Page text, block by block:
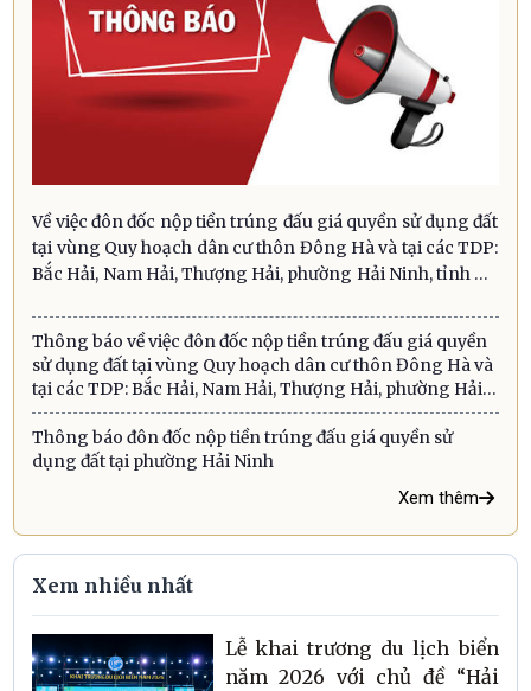
Về việc đôn đốc nộp tiền trúng đấu giá quyền sử dụng đất
tại vùng Quy hoạch dân cư thôn Đông Hà và tại các TDP:
Bắc Hải, Nam Hải, Thượng Hải, phường Hải Ninh, tỉnh Hà
Thông báo về việc đôn đốc nộp tiền trúng đấu giá quyền
sử dụng đất tại vùng Quy hoạch dân cư thôn Đông Hà và
tại các TDP: Bắc Hải, Nam Hải, Thượng Hải, phường Hải
Ninh, tỉnh Hà Tĩnh
Thông báo đôn đốc nộp tiền trúng đấu giá quyền sử
dụng đất tại phường Hải Ninh
Xem thêm
Xem nhiều nhất
Lễ khai trương du lịch biển
năm 2026 với chủ đề “Hải